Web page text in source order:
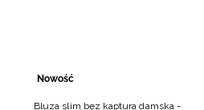
Nowość
Bluza slim bez kaptura damska -